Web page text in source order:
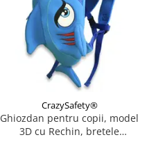
CrazySafety®
Ghiozdan pentru copii, model
3D cu Rechin, bretele